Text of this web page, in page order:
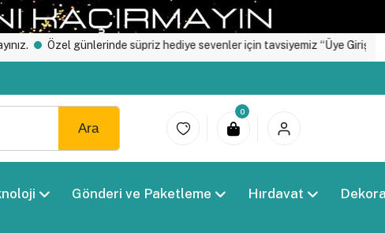
süpriz hediye sevenler için tavsiyemiz “Üye Girişi" yapın. Nakit
Ara
0
Gönderi ve Paketleme Hırdavat